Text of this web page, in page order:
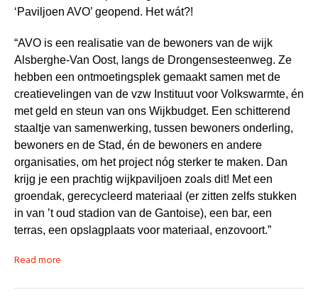
‘Paviljoen AVO’ geopend. Het wát?!
“AVO is een realisatie van de bewoners van de wijk
Alsberghe-Van Oost, langs de Drongensesteenweg. Ze
hebben een ontmoetingsplek gemaakt samen met de
creatievelingen van de vzw Instituut voor Volkswarmte, én
met geld en steun van ons Wijkbudget. Een schitterend
staaltje van samenwerking, tussen bewoners onderling,
bewoners en de Stad, én de bewoners en andere
organisaties, om het project nóg sterker te maken. Dan
krijg je een prachtig wijkpaviljoen zoals dit! Met een
groendak, gerecycleerd materiaal (er zitten zelfs stukken
in van ’t oud stadion van de Gantoise), een bar, een
terras, een opslagplaats voor materiaal, enzovoort.”
Read more